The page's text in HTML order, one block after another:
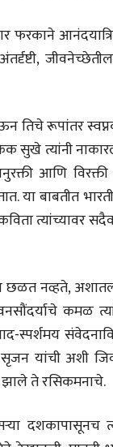
फरकाने
तिचे रूपांतर
सुखे त्यांनी
आणि विरक्ती
या बाबतीत
त्यांच्यावर
छळत नव्हते,
कमळ
स्पर्शमय
यांची अशी
ते रसिकमनाचे.
दशकापासूनच